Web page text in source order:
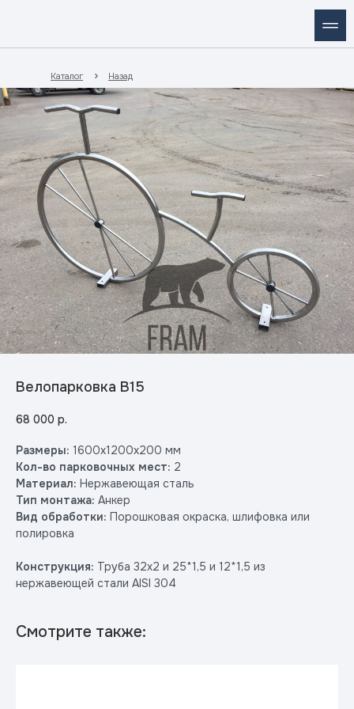
Каталог Назад
Велопарковка В15
68 000 р.
Размеры: 1600х1200х200 мм
Кол-во парковочных мест: 2
Материал: Нержавеющая сталь
Тип монтажа: Анкер
Вид обработки: Порошковая окраска, шлифовка или
полировка
Конструкция: Труба 32х2 и 25*1,5 и 12*1,5 из
нержавеющей стали АISI 304
Смотрите также: